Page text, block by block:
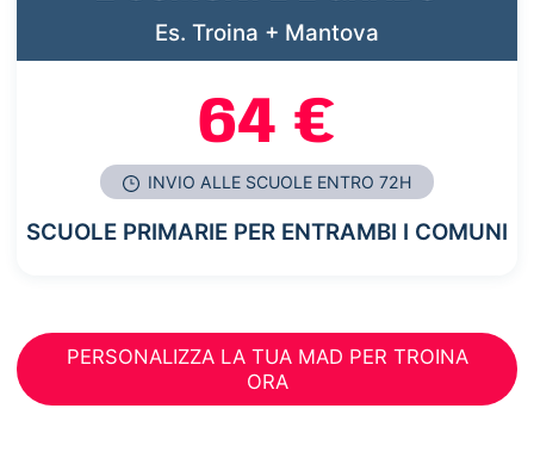
Es. Troina + Mantova
64 €
INVIO ALLE SCUOLE ENTRO 72H
SCUOLE PRIMARIE PER ENTRAMBI I COMUNI
PERSONALIZZA LA TUA MAD PER TROINA
ORA